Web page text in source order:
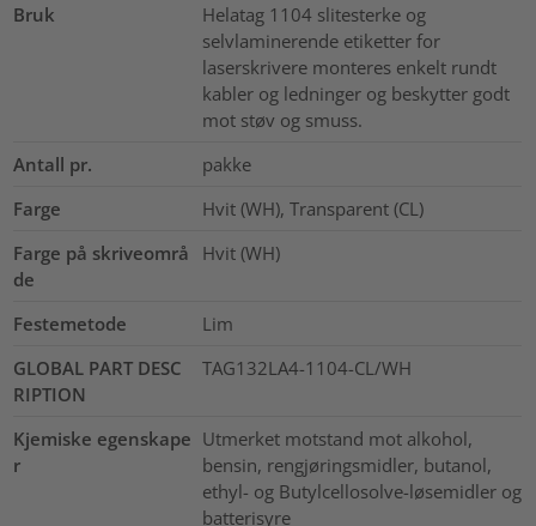
Bruk
Helatag 1104 slitesterke og
selvlaminerende etiketter for
laserskrivere monteres enkelt rundt
kabler og ledninger og beskytter godt
mot støv og smuss.
Antall pr.
pakke
Farge
Hvit (WH), Transparent (CL)
Farge på skriveområ
de
Hvit (WH)
Festemetode
Lim
GLOBAL PART DESC
RIPTION
TAG132LA4-1104-CL/WH
Kjemiske egenskape
r
Utmerket motstand mot alkohol,
bensin, rengjøringsmidler, butanol,
ethyl- og Butylcellosolve-løsemidler og
batterisyre